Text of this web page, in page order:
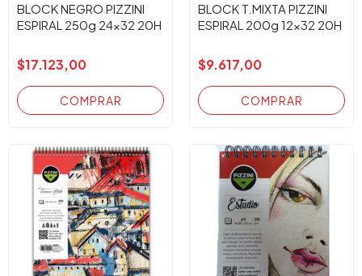
BLOCK NEGRO PIZZINI
ESPIRAL 250g 24x32 20H
$17.123,00
BLOCK T.MIXTA PIZZINI
ESPIRAL 200g 12x32 20H
$9.617,00